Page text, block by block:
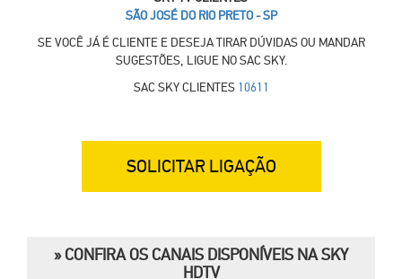
SÃO JOSÉ DO RIO PRETO - SP
SE VOCÊ JÁ É CLIENTE E DESEJA TIRAR DÚVIDAS OU MANDAR
SUGESTÕES, LIGUE NO SAC SKY.
SAC SKY CLIENTES 10611
SOLICITAR LIGAÇÃO
» CONFIRA OS CANAIS DISPONÍVEIS NA SKY
HDTV